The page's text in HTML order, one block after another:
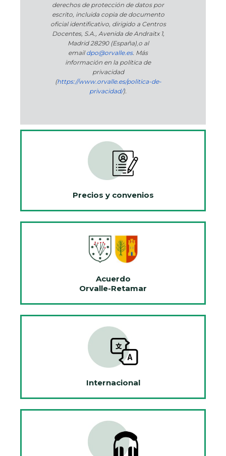
derechos de protección de datos por
escrito, incluida copia de documento
oficial identificativo, dirigido a Centros
Docentes, S.A., Avenida de Andraitx 1,
Madrid 28290 (España),o al
emaildpo@orvalle.es. Más
información en la política de
privacidad
(https://www.orvalle.es/politica-de-
privacidad/).
Precios y convenios
Acuerdo
Orvalle-Retamar
Internacional